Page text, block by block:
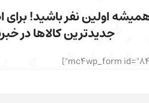
اولین نفر باشید! برای
جدیدترین کالاها در